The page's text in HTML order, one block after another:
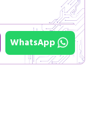
WhatsApp